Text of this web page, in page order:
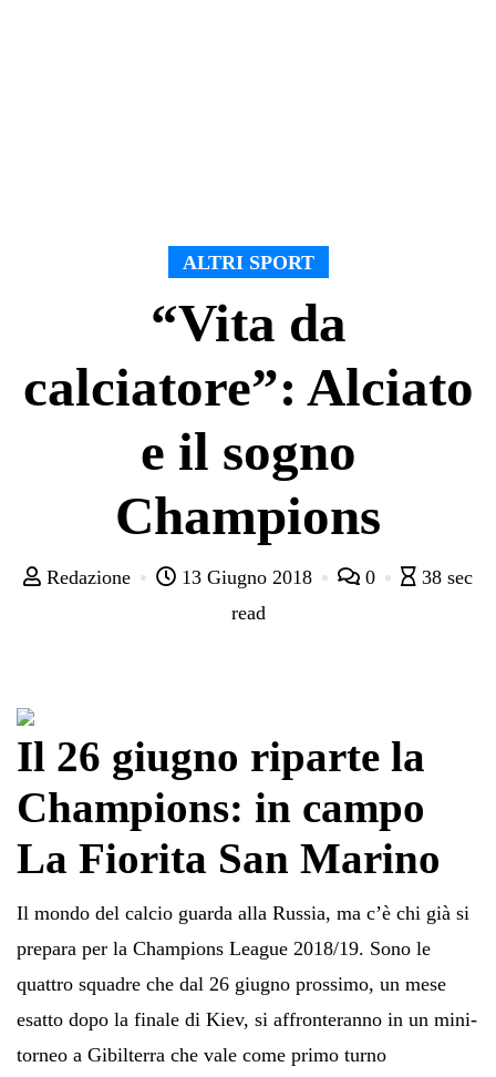
ALTRI SPORT
“Vita da
calciatore”: Alciato
e il sogno
Champions
Redazione 13 Giugno 2018 0
38 sec
read
Il 26 giugno riparte la
Champions: in campo
La Fiorita San Marino
Il mondo del calcio guarda alla Russia, ma c’è chi già si
prepara per la Champions League 2018/19. Sono le
quattro squadre che dal 26 giugno prossimo, un mese
esatto dopo la finale di Kiev, si affronteranno in un mini-
torneo a Gibilterra che vale come primo turno